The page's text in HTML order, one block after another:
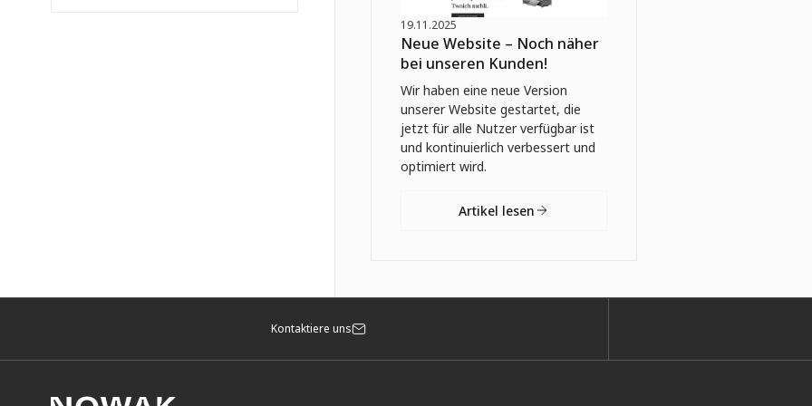
19.11.2025
Neue Website – Noch näher
bei unseren Kunden!
Wir haben eine neue Version
unserer Website gestartet, die
jetzt für alle Nutzer verfügbar ist
und kontinuierlich verbessert und
optimiert wird.
Artikel lesen
Kontaktiere uns